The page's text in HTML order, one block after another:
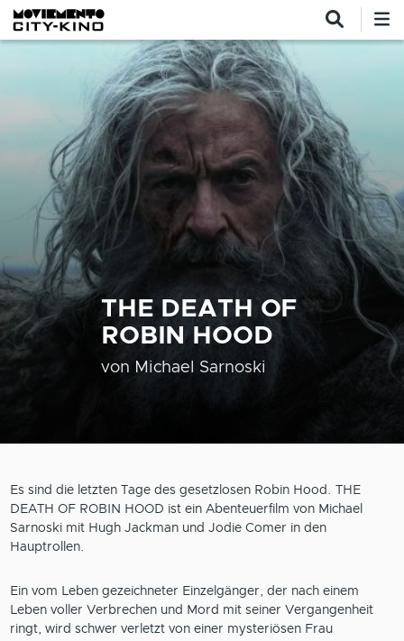
Direkt zum Inhalt
THE DEATH OF
ROBIN HOOD
von Michael Sarnoski
Es sind die letzten Tage des gesetzlosen Robin Hood. THE
DEATH OF ROBIN HOOD ist ein Abenteuerfilm von Michael
Sarnoski mit Hugh Jackman und Jodie Comer in den
Hauptrollen.
Ein vom Leben gezeichneter Einzelgänger, der nach einem
Leben voller Verbrechen und Mord mit seiner Vergangenheit
ringt, wird schwer verletzt von einer mysteriösen Frau